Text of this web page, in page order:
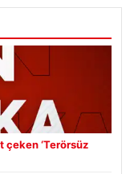
‘Terörsüz